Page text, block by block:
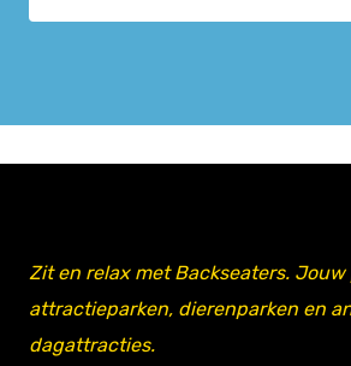
Zit en relax met Backseaters. Jouw
attractieparken, dierenparken en
dagattracties.